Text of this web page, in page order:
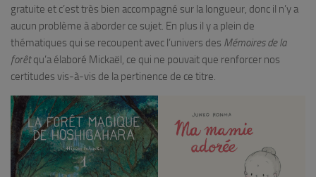
gratuite et c’est très bien accompagné sur la longueur, donc il n’y a
aucun problème à aborder ce sujet. En plus il y a plein de
thématiques qui se recoupent avec l’univers des Mémoires de la
forêtqu’a élaboré Mickaël, ce qui ne pouvait que renforcer nos
certitudes vis-à-vis de la pertinence de ce titre.